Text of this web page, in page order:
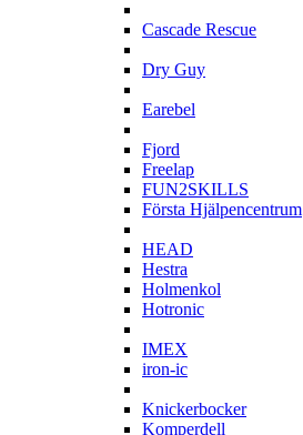
Cascade Rescue
Dry Guy
Earebel
Fjord
Freelap
FUN2SKILLS
Första Hjälpencentrum
HEAD
Hestra
Holmenkol
Hotronic
IMEX
iron-ic
Knickerbocker
Komperdell